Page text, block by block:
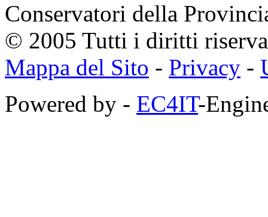
Conservatori della
© 2005 Tutti i diritti
Mappa del Sito - Privacy -
Powered by - EC4IT-